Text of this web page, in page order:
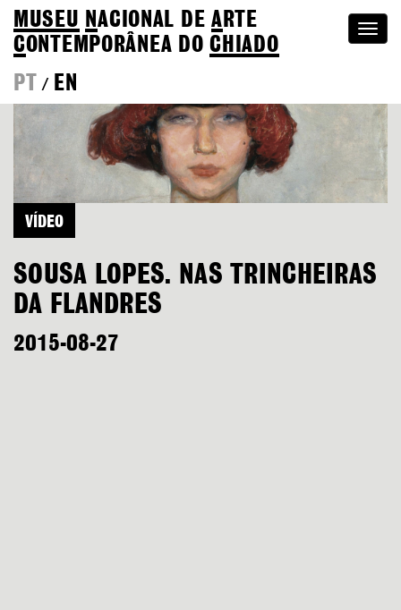
MUSEU NACIONAL DEA RTE
CONTEMPORÂNEA DOCHIADO
PT
/ EN
VÍDEO
SOUSA LOPES. NAS TRINCHEIRAS
DA FLANDRES
2015-08-27